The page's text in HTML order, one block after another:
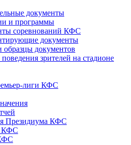
документы
и программы
соревнований КФС
документы
образцы документов
зрителей на стадионе
лиги КФС
Президиума КФС
КФС